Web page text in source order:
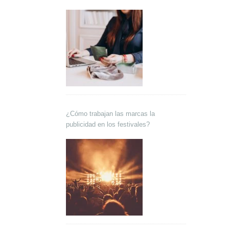
¿Cómo trabajan las marcas la
publicidad en los festivales?